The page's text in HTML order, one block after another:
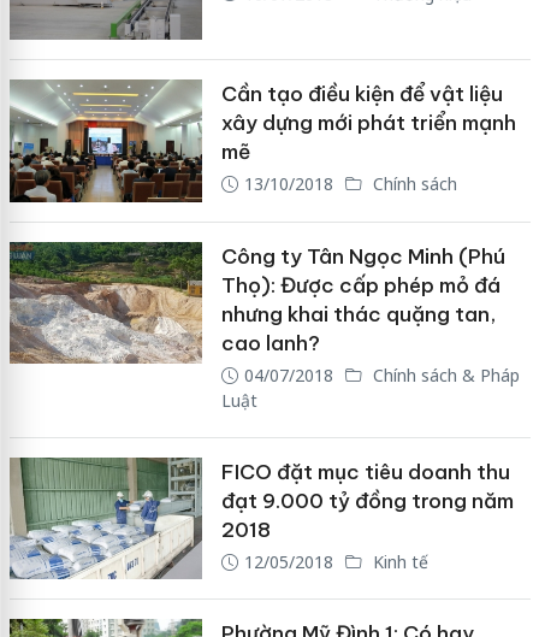
Cần tạo điều kiện để vật liệu
xây dựng mới phát triển mạnh
mẽ
13/10/2018 Chính sách
Công ty Tân Ngọc Minh (Phú
Thọ): Được cấp phép mỏ đá
nhưng khai thác quặng tan,
cao lanh?
04/07/2018
Chính sách & Pháp
Luật
FICO đặt mục tiêu doanh thu
đạt 9.000 tỷ đồng trong năm
2018
12/05/2018 Kinh tế